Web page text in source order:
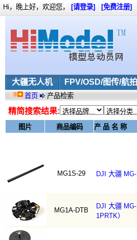
大疆无人机 FPV/OSD/图传/航拍
Hi，晚上好，欢迎您， [请登录] [免费注册]
首页 产品检索
精简搜索结果:
图片 商品编码 产 品 名 称
MG1S-29 DJI 大疆
MG1A-DTB
DJI 大疆
1PRTK）